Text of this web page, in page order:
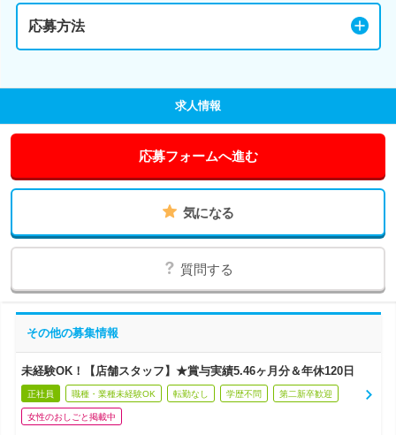
応募方法
求人情報
応募フォームへ進む
気になる
質問する
その他の募集情報
未経験OK！【店舗スタッフ】★賞与実績5.46ヶ月分＆年休120日
正社員 職種・業種未経験OK 転勤なし 学歴不問 第二新卒歓迎
女性のおしごと掲載中